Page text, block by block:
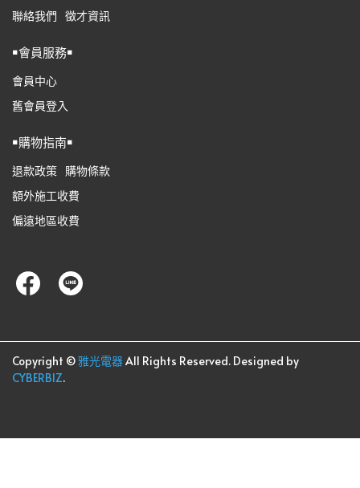
聯絡我們 徵才資訊
￭會員服務￭
會員中心
舊會員登入
￭購物指南￭
退款政策 購物條款
額外施工收費
偏遠地區收費
Copyright ©雅光電器All Rights Reserved. Designed by
CYBERBIZ.